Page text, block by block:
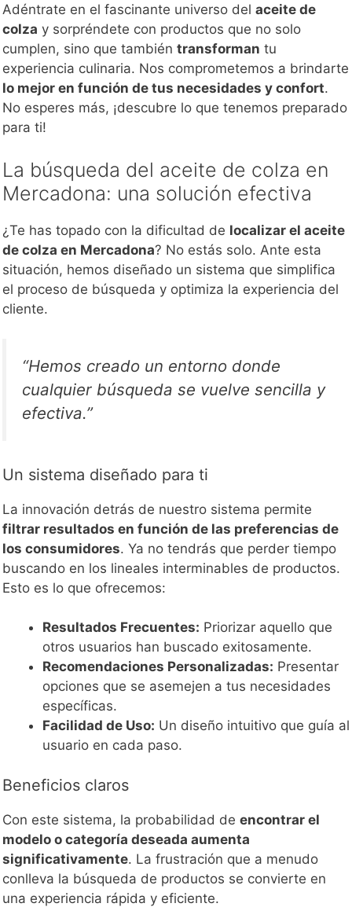
Adéntrate en el fascinante universo del aceite de
colza y sorpréndete con productos que no solo
cumplen, sino que también transforman tu
experiencia culinaria. Nos comprometemos a brindarte
lo mejor en función de tus necesidades y confort.
No esperes más, ¡descubre lo que tenemos preparado
para ti!
La búsqueda del aceite de colza en
Mercadona: una solución efectiva
¿Te has topado con la dificultad de localizar el aceite
de colza en Mercadona? No estás solo. Ante esta
situación, hemos diseñado un sistema que simplifica
el proceso de búsqueda y optimiza la experiencia del
cliente.
“Hemos creado un entorno donde
cualquier búsqueda se vuelve sencilla y
efectiva.”
Un sistema diseñado para ti
La innovación detrás de nuestro sistema permite
filtrar resultados en función de las preferencias de
los consumidores. Ya no tendrás que perder tiempo
buscando en los lineales interminables de productos.
Esto es lo que ofrecemos:
Resultados Frecuentes: Priorizar aquello que
otros usuarios han buscado exitosamente.
Recomendaciones Personalizadas: Presentar
opciones que se asemejen a tus necesidades
específicas.
Facilidad de Uso: Un diseño intuitivo que guía al
usuario en cada paso.
Beneficios claros
Con este sistema, la probabilidad de encontrar el
modelo o categoría deseada aumenta
significativamente. La frustración que a menudo
conlleva la búsqueda de productos se convierte en
una experiencia rápida y eficiente.